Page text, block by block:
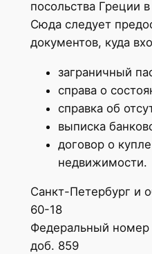
посольства Греции
Сюда следует
документов, куда
заграничный
справа о
справка об
выписка
договор о
недвижимости.
Санкт-Петербург и
60-18
Федеральный
доб. 859